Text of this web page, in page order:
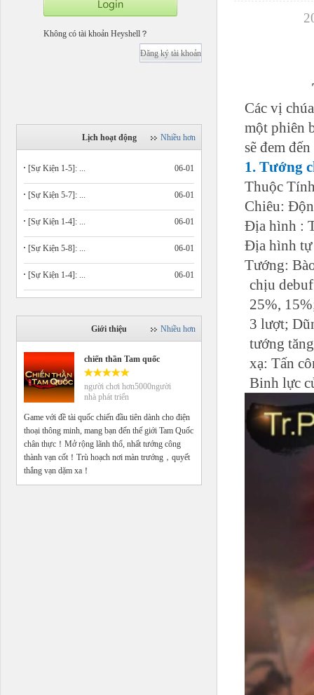
Không có tài khoản Heyshell？
Đăng ký tài khoản
Lịch hoạt động Nhiều hơn
06-01
[Sự Kiện 1-5]: ...
06-01
[Sự Kiện 5-7]: ...
06-01
[Sự Kiện 1-4]: ...
06-01
[Sự Kiện 5-8]: ...
06-01
[Sự Kiện 1-4]: ...
Giới thiệu Nhiều hơn
chiến thần Tam quốc
người chơi hơn5000người
nhà phát triển
Game với đề tài quốc chiến đầu tiên dành cho điện
thoại thông minh, mang bạn đến thế giới Tam Quốc
chân thực！Mở rộng lãnh thổ, nhất tướng công
thành vạn cốt！Trù hoạch nơi màn trướng，quyết
thắng vạn dặm xa！
Các vị
một phiên
sẽ đem
1. Tướng
Thuộc
Chiêu:
Địa hình :
Địa hình tự
Tướng:
chịu
25%,
3 lượt;
tướng
xạ: Tấn
Binh lực